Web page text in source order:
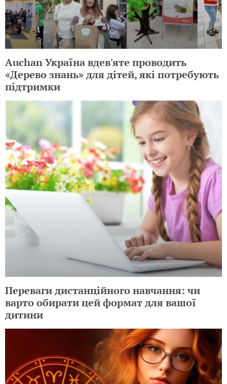
Auchan Україна вдев'яте проводить
«Дерево знань» для дітей, які потребують
підтримки
Переваги дистанційного навчання: чи
варто обирати цей формат для вашої
дитини